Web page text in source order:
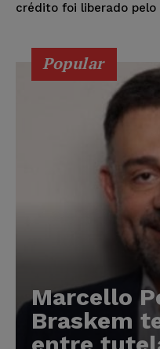
crédito foi liberado pelo
Popular
Marcello
Braskem